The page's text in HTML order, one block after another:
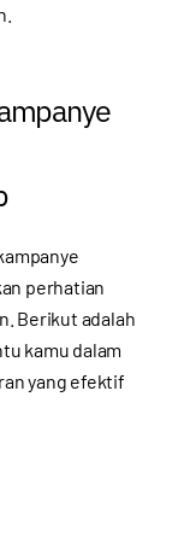
perhatian
Berikut adalah
kamu dalam
yang efektif